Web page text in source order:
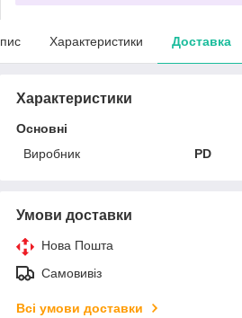
Характеристики Доставка
Характеристики
Основні
Виробник
PD
Умови доставки
Нова Пошта
Самовивіз
Всі умови доставки